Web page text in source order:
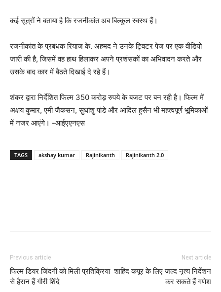
कई सूत्रों ने बताया है कि रजनीकांत अब बिल्कुल स्वस्थ हैं।
रजनीकांत के प्रबंधक रियाज के. अहमद ने उनके ट्विटर पेज पर एक वीडियो
जारी की है, जिसमें वह हाथ हिलाकर अपने प्रशंसकों का अभिवादन करते और
उसके बाद कार में बैठते दिखाई दे रहे हैं।
शंकर द्वारा निर्देशित फिल्म 350 करोड़ रुपये के बजट पर बन रही है। फिल्म में
अक्षय कुमार, एमी जैकसन, सुधांशु पांडे और आदिल हुसैन भी महत्वपूर्ण भूमिकाओं
में नजर आएंगे। -आईएएनएस
TAGS akshay kumar Rajinikanth Rajinikanth 2.0
Previous article
फिल्‍म डियर जिंदगी को मिली प्रतिक्रिया
से हैरान हैं गौरी शिंदे
Next article
शाहिद कपूर के लिए जल्द नृत्य निर्देशन
कर सकते हैं गणेश